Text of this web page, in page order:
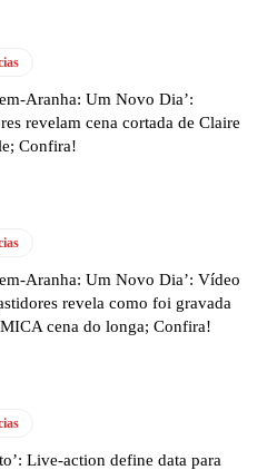
Aranha: Um Novo Dia’:
revelam cena cortada de Claire
Confira!
Aranha: Um Novo Dia’: Vídeo
revela como foi gravada
cena do longa; Confira!
Live-action define data para